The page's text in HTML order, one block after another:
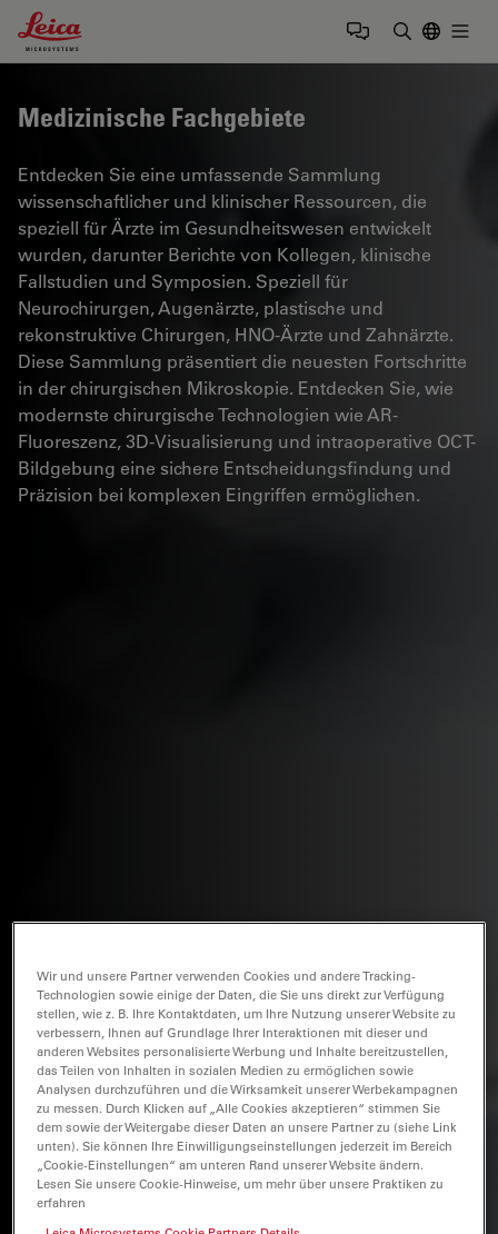
Leica Microsystems Logo
Medizinische Fachgebiete
Entdecken Sie eine umfassende Sammlung
wissenschaftlicher und klinischer Ressourcen, die
speziell für Ärzte im Gesundheitswesen entwickelt
wurden, darunter Berichte von Kollegen, klinische
Fallstudien und Symposien. Speziell für
Neurochirurgen, Augenärzte, plastische und
rekonstruktive Chirurgen, HNO-Ärzte und Zahnärzte.
Diese Sammlung präsentiert die neuesten Fortschritte
in der chirurgischen Mikroskopie. Entdecken Sie, wie
modernste chirurgische Technologien wie AR-
Fluoreszenz, 3D-Visualisierung und intraoperative OCT-
Bildgebung eine sichere Entscheidungsfindung und
Präzision bei komplexen Eingriffen ermöglichen.
Wir und unsere Partner verwenden Cookies und andere Tracking-
Technologien sowie einige der Daten, die Sie uns direkt zur Verfügung
stellen, wie z. B. Ihre Kontaktdaten, um Ihre Nutzung unserer Website zu
verbessern, Ihnen auf Grundlage Ihrer Interaktionen mit dieser und
anderen Websites personalisierte Werbung und Inhalte bereitzustellen,
das Teilen von Inhalten in sozialen Medien zu ermöglichen sowie
Analysen durchzuführen und die Wirksamkeit unserer Werbekampagnen
zu messen. Durch Klicken auf „Alle Cookies akzeptieren“ stimmen Sie
dem sowie der Weitergabe dieser Daten an unsere Partner zu (siehe Link
unten). Sie können Ihre Einwilligungseinstellungen jederzeit im Bereich
„Cookie-Einstellungen“ am unteren Rand unserer Website ändern.
Lesen Sie unsere Cookie-Hinweise, um mehr über unsere Praktiken zu
erfahren